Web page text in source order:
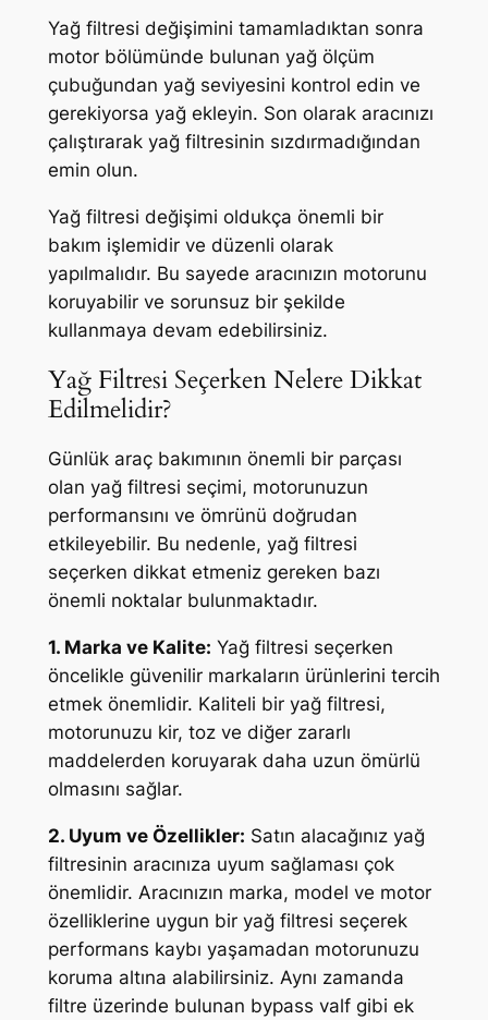
Yağ filtresi değişimini tamamladıktan sonra
motor bölümünde bulunan yağ ölçüm
çubuğundan yağ seviyesini kontrol edin ve
gerekiyorsa yağ ekleyin. Son olarak aracınızı
çalıştırarak yağ filtresinin sızdırmadığından
emin olun.
Yağ filtresi değişimi oldukça önemli bir
bakım işlemidir ve düzenli olarak
yapılmalıdır. Bu sayede aracınızın motorunu
koruyabilir ve sorunsuz bir şekilde
kullanmaya devam edebilirsiniz.
Yağ Filtresi Seçerken Nelere Dikkat
Edilmelidir?
Günlük araç bakımının önemli bir parçası
olan yağ filtresi seçimi, motorunuzun
performansını ve ömrünü doğrudan
etkileyebilir. Bu nedenle, yağ filtresi
seçerken dikkat etmeniz gereken bazı
önemli noktalar bulunmaktadır.
1. Marka ve Kalite: Yağ filtresi seçerken
öncelikle güvenilir markaların ürünlerini tercih
etmek önemlidir. Kaliteli bir yağ filtresi,
motorunuzu kir, toz ve diğer zararlı
maddelerden koruyarak daha uzun ömürlü
olmasını sağlar.
2. Uyum ve Özellikler: Satın alacağınız yağ
filtresinin aracınıza uyum sağlaması çok
önemlidir. Aracınızın marka, model ve motor
özelliklerine uygun bir yağ filtresi seçerek
performans kaybı yaşamadan motorunuzu
koruma altına alabilirsiniz. Aynı zamanda
filtre üzerinde bulunan bypass valf gibi ek